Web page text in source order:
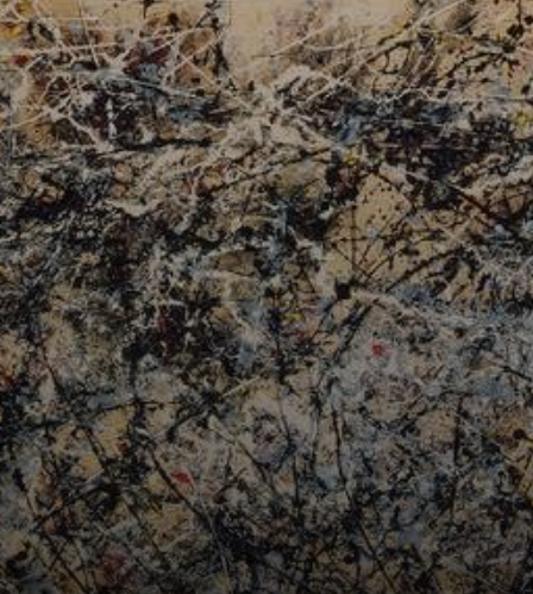
A tela gigantesca
de 'Numero 1A,
1948' é como uma
caverna
prehistórica.